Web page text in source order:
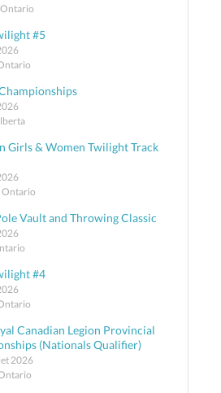
#5
Girls & Women Twilight Track
Ontario
Vault and Throwing Classic
#4
Canadian Legion Provincial
(Nationals Qualifier)
2026